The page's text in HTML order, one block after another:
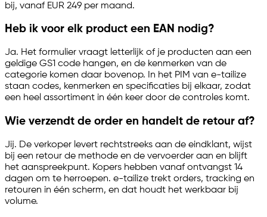
bij, vanaf EUR 249 per maand.
Heb ik voor elk product een EAN nodig?
Ja. Het formulier vraagt letterlijk of je producten aan een
geldige GS1 code hangen, en de kenmerken van de
categorie komen daar bovenop. In het PIM van e-tailize
staan codes, kenmerken en specificaties bij elkaar, zodat
een heel assortiment in één keer door de controles komt.
Wie verzendt de order en handelt de retour af?
Jij. De verkoper levert rechtstreeks aan de eindklant, wijst
bij een retour de methode en de vervoerder aan en blijft
het aanspreekpunt. Kopers hebben vanaf ontvangst 14
dagen om te herroepen. e-tailize trekt orders, tracking en
retouren in één scherm, en dat houdt het werkbaar bij
volume.